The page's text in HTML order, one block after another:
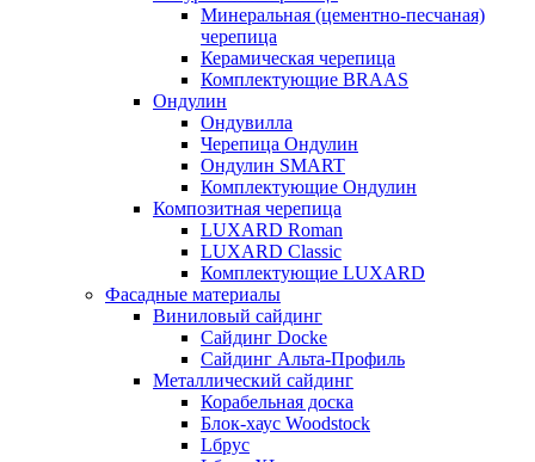
Минеральная (цементно-песчаная)
черепица
Керамическая черепица
Комплектующие BRAAS
Ондулин
Ондувилла
Черепица Ондулин
Ондулин SMART
Комплектующие Ондулин
Композитная черепица
LUXARD Roman
LUXARD Classic
Комплектующие LUXARD
Фасадные материалы
Виниловый сайдинг
Сайдинг Docke
Сайдинг Альта-Профиль
Металлический сайдинг
Корабельная доска
Блок-хаус Woodstock
Lбрус